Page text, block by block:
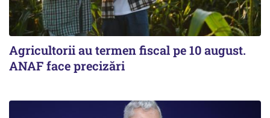
Agricultorii au termen fiscal pe 10 august.
ANAF face precizări